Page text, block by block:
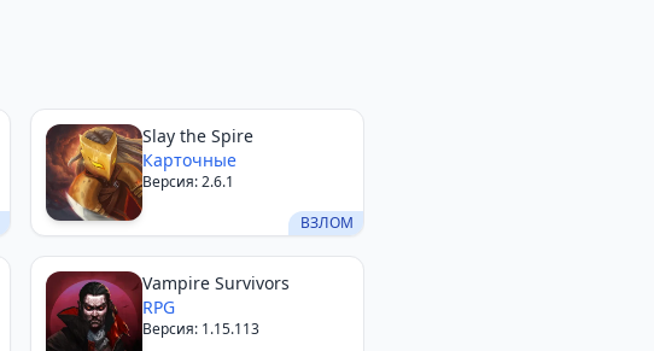
ВЗЛОМ
Slay the Spire
Карточные
Версия: 2.6.1
Vampire Survivors
RPG
Версия: 1.15.113